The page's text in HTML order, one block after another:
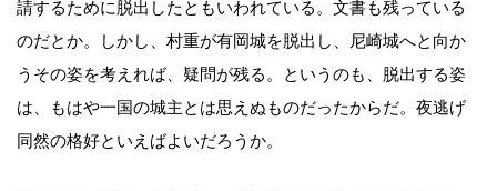
請するために脱出したともいわれている。文書も残っている
のだとか。しかし、村重が有岡城を脱出し、尼崎城へと向か
うその姿を考えれば、疑問が残る。というのも、脱出する姿
は、もはや一国の城主とは思えぬものだったからだ。夜逃げ
同然の格好といえばよいだろうか。